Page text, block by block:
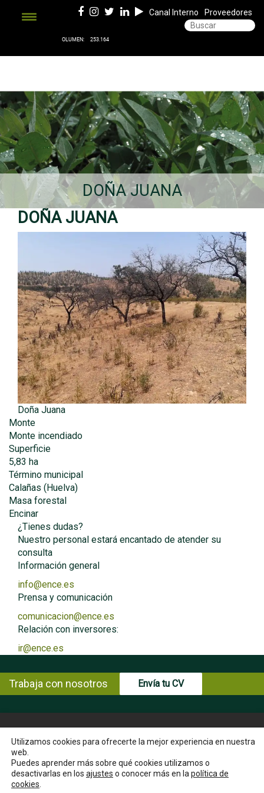
Canal Interno Proveedores
DOÑA JUANA
DOÑA JUANA
Doña Juana
Monte
Monte incendiado
Superficie
5,83 ha
Término municipal
Calañas (Huelva)
Masa forestal
Encinar
¿Tienes dudas?
Nuestro personal estará encantado de atender su
consulta
Información general
info@ence.es
Prensa y comunicación
comunicacion@ence.es
Relación con inversores:
ir@ence.es
Trabaja con nosotros Envía tu CV
© Copyright ENCE 2026 MAPA WEB
AVISO LEGAL
INSTRUCCIONES PARA EL EJERCICIO DE DERECHOS DEL
INTERESADO
Utilizamos cookies para ofrecerte la mejor experiencia en nuestra
web.
Puedes aprender más sobre qué cookies utilizamos o
desactivarlas en los ajustes o conocer más en la política de
cookies